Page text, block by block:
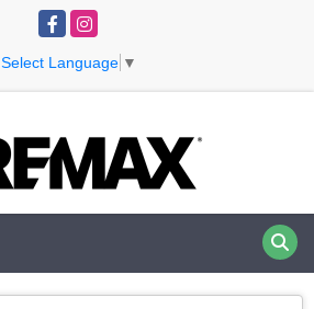
FacebookInstagram
Select Language ▼